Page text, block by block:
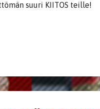
suuri KIITOS teille!